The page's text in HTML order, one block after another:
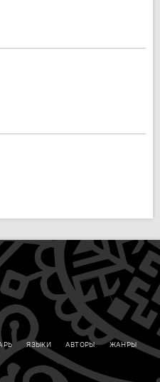
ЯЗЫКИ АВТОРЫ ЖАНРЫ